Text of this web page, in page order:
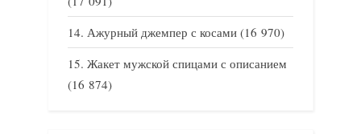
Ажурный джемпер с косами (16 970)
Жакет мужской спицами с описанием
(16 874)